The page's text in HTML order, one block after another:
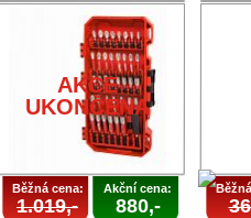
AKCE
UKONČENA
AKCE
UKONČENA
Běžná cena:
1.019,-
Akční cena:
880,-